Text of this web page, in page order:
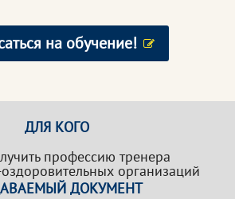
на обучение!
ДЛЯ КОГО
профессию тренера
организаций
ДОКУМЕНТ